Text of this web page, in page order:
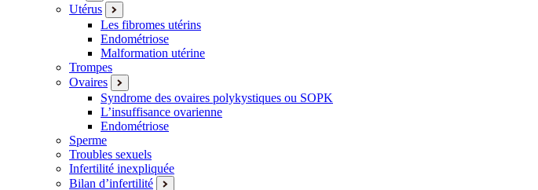
Utérus
Les fibromes utérins
Endométriose
Malformation utérine
Trompes
Ovaires
Syndrome des ovaires polykystiques ou SOPK
L’insuffisance ovarienne
Endométriose
Sperme
Troubles sexuels
Infertilité inexpliquée
Bilan d’infertilité